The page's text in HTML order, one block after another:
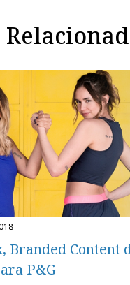
Branded Content
P&G